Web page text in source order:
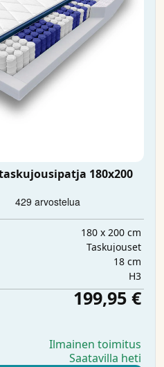
180x200
180 x 200 cm
Taskujouset
18 cm
H3
199,95 €
Ilmainen toimitus
Saatavilla heti